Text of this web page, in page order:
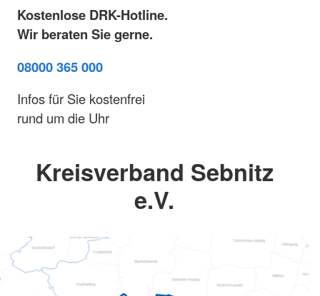
Kostenlose DRK-Hotline.
Wir beraten Sie gerne.
08000 365 000
Infos für Sie kostenfrei
rund um die Uhr
Kreisverband Sebnitz
e.V.